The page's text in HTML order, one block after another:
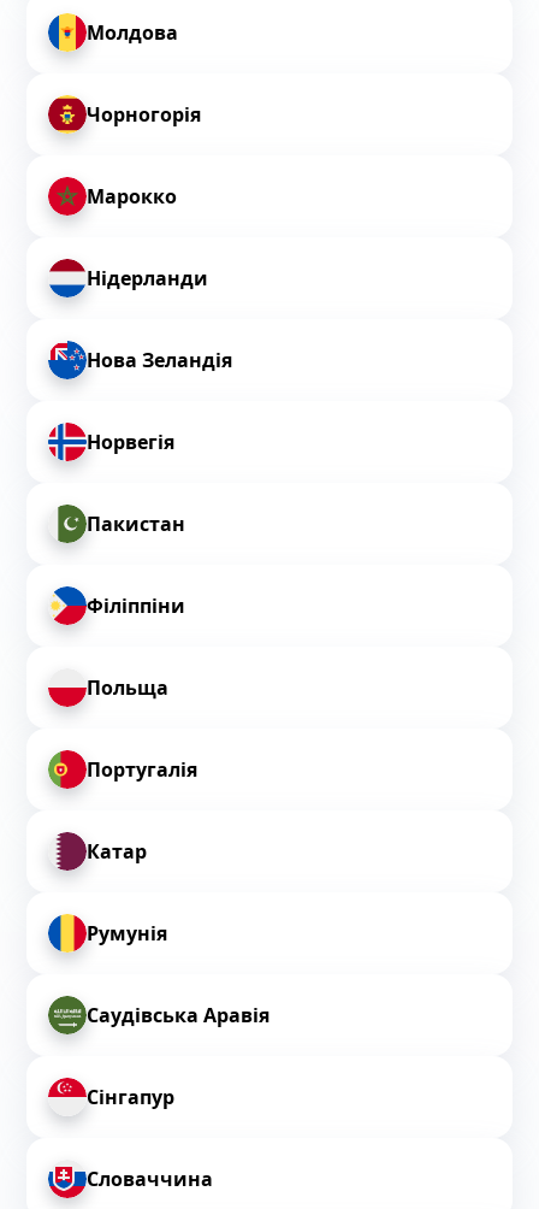
Молдова
Чорногорія
Марокко
Нідерланди
Нова Зеландія
Норвегія
Пакистан
Філіппіни
Польща
Португалія
Катар
Румунія
Саудівська Аравія
Сінгапур
Словаччина